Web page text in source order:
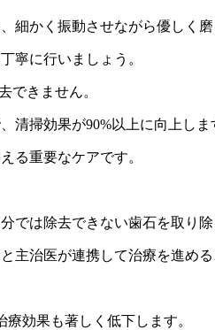
細かく振動させながら優しく磨
寧に行いましょう。
できません。
清掃効果が90%以上に向上しま
る重要なケアです。
では除去できない歯石を取り
主治医が連携して治療を進め
効果も著しく低下します。